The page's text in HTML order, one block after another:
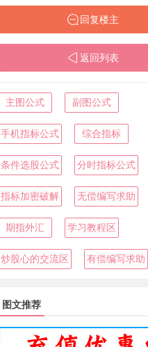
回复楼主
返回列表
主图公式 副图公式
手机指标公式 综合指标
条件选股公式 分时指标公式
指标加密破解 无偿编写求助
期指外汇 学习教程区
炒股心的交流区 有偿编写求助
图文推荐